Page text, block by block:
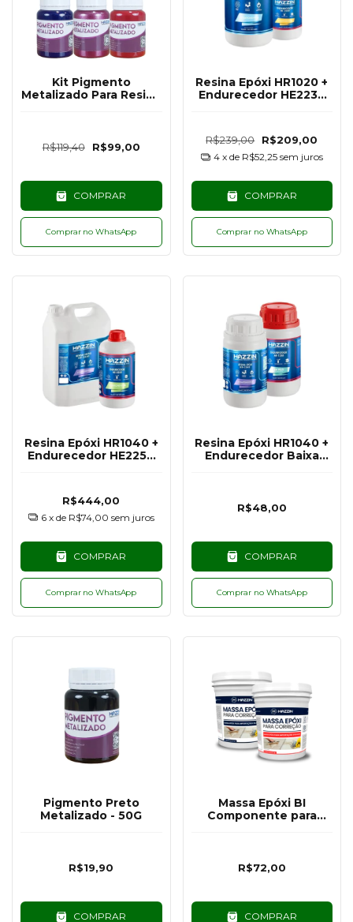
Kit Pigmento
Metalizado Para Resina
R$119,40 R$99,00
COMPRAR
Comprar no WhatsApp
Resina Epóxi HR1020 +
Endurecedor HE2230
R$239,00 R$209,00
4 x de R$52,25 sem juros
COMPRAR
Comprar no WhatsApp
Resina Epóxi HR1040 +
Endurecedor HE2250
R$444,00
6 x de R$74,00 sem juros
COMPRAR
Comprar no WhatsApp
Resina Epóxi HR1040 +
Endurecedor Baixa
R$48,00
COMPRAR
Comprar no WhatsApp
Pigmento Preto
Metalizado - 50G
R$19,90
COMPRAR
Massa Epóxi BI
Componente para
R$72,00
COMPRAR